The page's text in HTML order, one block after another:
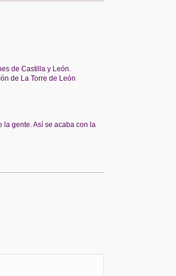
de Castilla y León.
de La Torre de León
la gente. Así se acaba con la